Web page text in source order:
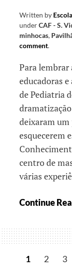
Written by
underCAF - S.
minhocas,
comment.
Para lembrar
educadoras
de Pediatria
deixaram um
esquecerem
centro de
várias
Continue
1
2 3